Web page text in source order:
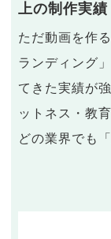
上の制作実績
ただ動画を作
ランディング
てきた実績が
ットネス・教
どの業界でも